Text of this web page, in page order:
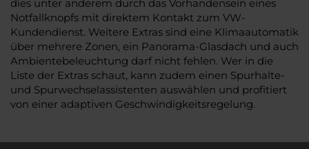
dies unter anderem durch das Vorhandensein eines
Notfallknopfs mit direktem Kontakt zum VW-
Kundendienst. Weitere Extras sind eine Klimaautomatik
über mehrere Zonen, ein Panorama-Glasdach und auch
Ambientebeleuchtung darf nicht fehlen. Wer in die
Liste der Extras schaut, kann zudem einen Spurhalte-
und Spurwechselassistenten auswählen und profitiert
von einer adaptiven Geschwindigkeitsregelung.